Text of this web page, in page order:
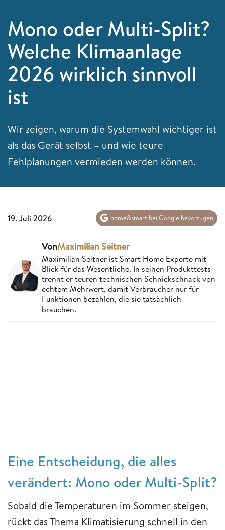
Mono oder Multi-Split?
Welche Klimaanlage
2026 wirklich sinnvoll
ist
Wir zeigen, warum die Systemwahl wichtiger ist
als das Gerät selbst – und wie teure
Fehlplanungen vermieden werden können.
19. Juli 2026 home&smart bei Google bevorzugen
VonMaximilian Seitner
Maximilian Seitner ist Smart Home Experte mit
Blick für das Wesentliche. In seinen Produkttests
trennt er teuren technischen Schnickschnack von
echtem Mehrwert, damit Verbraucher nur für
Funktionen bezahlen, die sie tatsächlich
brauchen.
Eine Entscheidung, die alles
verändert: Mono oder Multi-Split?
Sobald die Temperaturen im Sommer steigen,
rückt das Thema Klimatisierung schnell in den